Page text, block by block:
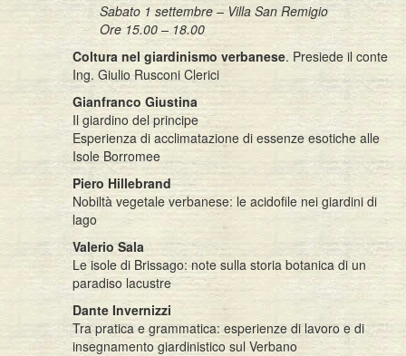
Sabato 1 settembre – Villa San Remigio
Ore 15.00 – 18.00
Coltura nel giardinismo verbanese. Presiede il conte
Ing. Giulio Rusconi Clerici
Gianfranco Giustina
Il giardino del principe
Esperienza di acclimatazione di essenze esotiche alle
Isole Borromee
Piero Hillebrand
Nobiltà vegetale verbanese: le acidofile nei giardini di
lago
Valerio Sala
Le isole di Brissago: note sulla storia botanica di un
paradiso lacustre
Dante Invernizzi
Tra pratica e grammatica: esperienze di lavoro e di
insegnamento giardinistico sul Verbano